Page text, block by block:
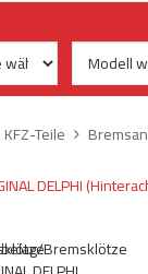
KFZ-Teile